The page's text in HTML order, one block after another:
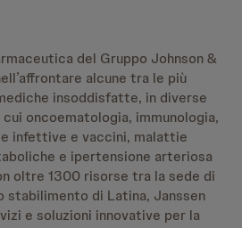
del Gruppo Johnson &
alcune tra le più
insoddisfatte, in diverse
oncoematologia, immunologia,
infettive e vaccini, malattie
e ipertensione arteriosa
oltre 1300 risorse tra la sede di
stabilimento di Latina, Janssen
e soluzioni innovative per la